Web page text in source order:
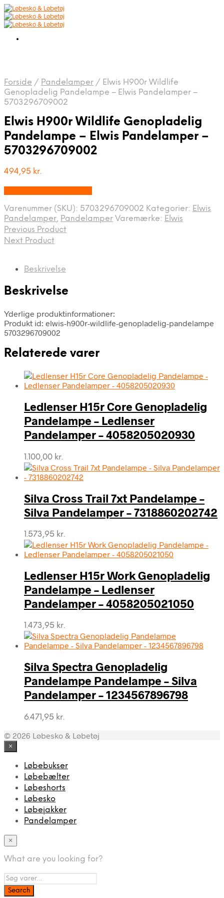
Forside / Pandelamper / Elwis H900r Wildlife
Genopladelig Pandelampe – Elwis Pandelamper –
5703296709002
Elwis H900r Wildlife Genopladelig
Pandelampe – Elwis Pandelamper –
5703296709002
494,95 kr.
Varenummer (SKU): 5703296709002 Kategorier: Elwis
Pandelamper, Pandelamper Varemærke: Elwis
Previous Product
Next Product
Beskrivelse
Beskrivelse
Yderlige produktinformationer:
Produkt id: elwis-h900r-wildlife-genopladelig-pandelampe
5703296709002
Relaterede varer
Ledlenser H15r Core Genopladelig
Pandelampe – Ledlenser
Pandelamper – 4058205020930
1.100,00 kr.
Silva Cross Trail 7xt Pandelampe –
Silva Pandelamper – 7318860202742
1.573,95 kr.
Ledlenser H15r Work Genopladelig
Pandelampe – Ledlenser
Pandelamper – 4058205021050
1.473,95 kr.
Silva Spectra Genopladelig
Pandelampe Pandelampe – Silva
Pandelamper – 1234567896798
6.471,95 kr.
© 2026 Løbesko & Løbetøj
×
Løbebukser
Løbebælter
Løbeshorts
Løbesko
Løbejakker
Pandelamper
×
What are you looking for?